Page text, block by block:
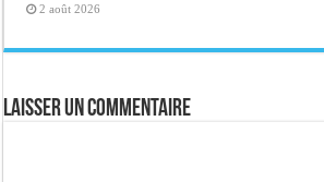
2 août 2026
Laisser un commentaire